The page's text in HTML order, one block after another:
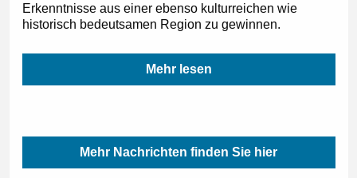
Erkenntnisse aus einer ebenso kulturreichen wie
historisch bedeutsamen Region zu gewinnen.
Mehr lesen
Mehr Nachrichten finden Sie hier